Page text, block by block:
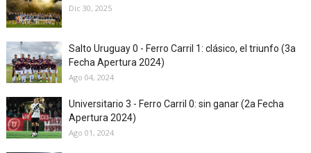
Dic 30, 2025
Salto Uruguay 0 - Ferro Carril 1: clásico, el triunfo (3a
Fecha Apertura 2024)
Ago 04, 2024
Universitario 3 - Ferro Carril 0: sin ganar (2a Fecha
Apertura 2024)
Ago 01, 2024